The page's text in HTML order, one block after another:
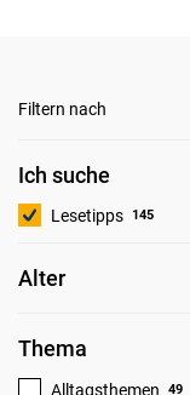
Filtern nach
Ich suche
Lesetipps 145
Alter
Thema
Alltagsthemen 49